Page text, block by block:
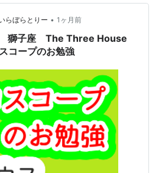
という感じだね。 そうですね。今
盤づくりの意味を持つアンギュラ
」です。 「１０ハウス」アンギュ
らぼらとりー • 1ヶ月前
獅子座 The Three House
ープのお勉強